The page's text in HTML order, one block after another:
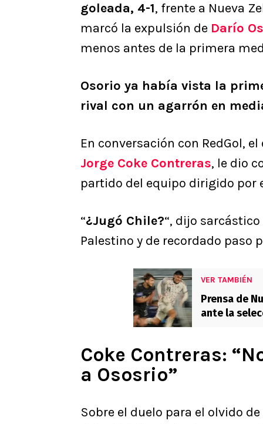
goleada, 4-1, frente a Nueva
marcó la expulsión de Darío
menos antes de la primera
Osorio ya había vista la
rival con un agarrón en
En conversación con RedGol,
Jorge Coke Contreras, le dio
partido del equipo dirigido por
“¿Jugó Chile?“, dijo
Palestino y de recordado paso
VER TAMBIÉN
Prensa de
ante la
Coke Contreras:
a Ososrio”
Sobre el duelo para el olvido